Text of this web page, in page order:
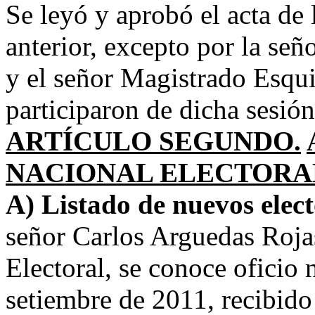
Se leyó y aprobó el acta
anterior, excepto por la
y el señor Magistrado
participaron de dicha
ARTÍCULO SEGUNDO.
NACIONAL
A) Listado de nuevos
señor Carlos Arguedas
Electoral, se conoce oficio
setiembre de 2011,